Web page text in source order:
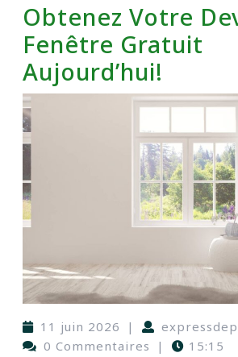
Obtenez Votre
Fenêtre Gratuit
Aujourd’hui!
11 juin 2026 |
0 Commentaires
| 15:15